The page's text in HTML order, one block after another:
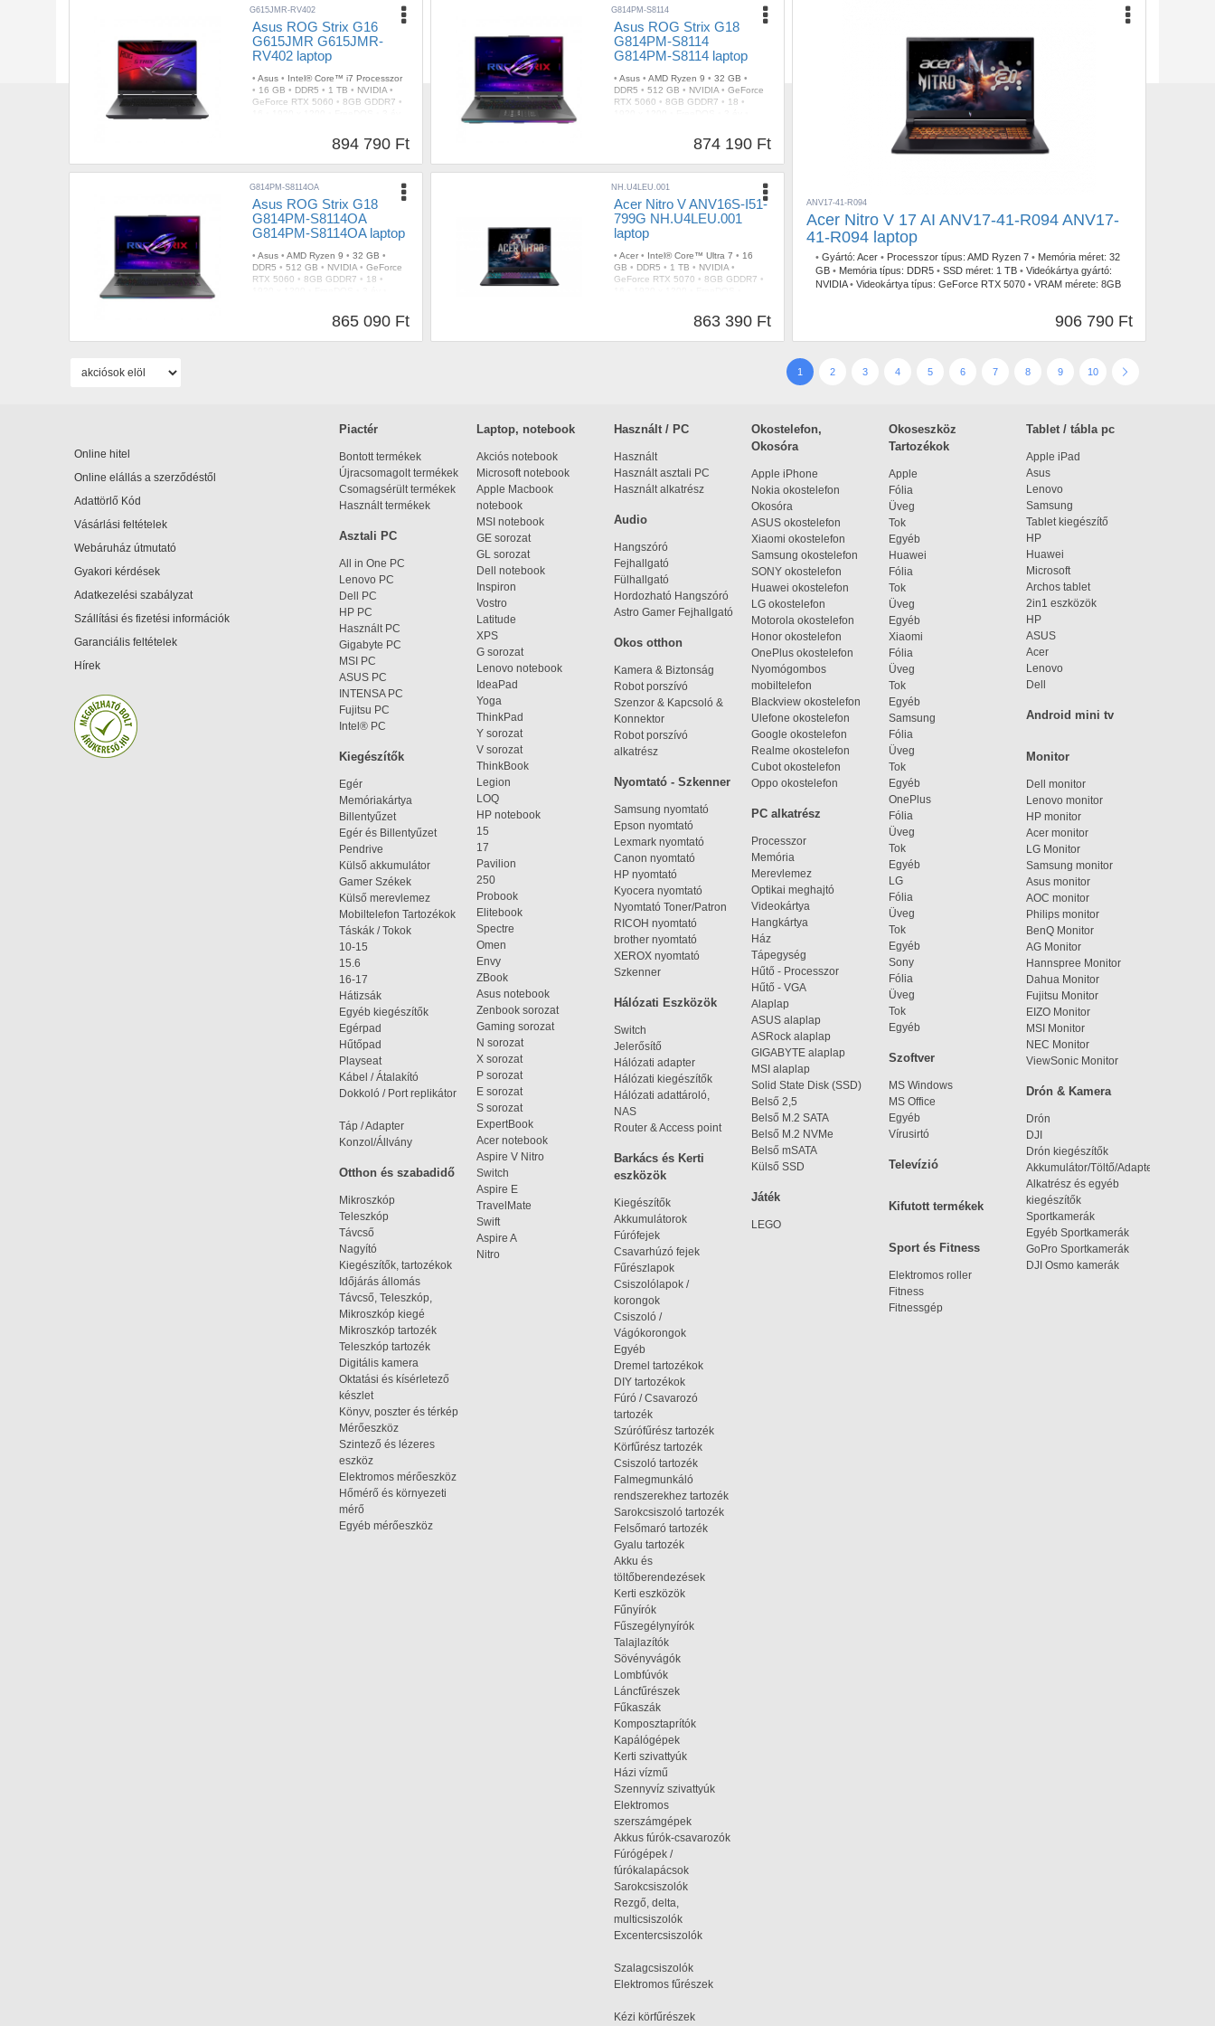
ANV17-41-R094
Acer Nitro V 17 AI ANV17-41-R094 ANV17-
41-R094 laptop
• Gyártó: Acer • Processzor típus: AMD Ryzen 7 • Memória méret: 32
GB • Memória típus: DDR5 • SSD méret: 1 TB • Videókártya gyártó:
NVIDIA • Videokártya típus: GeForce RTX 5070 • VRAM mérete: 8GB
Billentyűzetvilágítás: RGB • Szín:
906 790 Ft
G615JMR-RV402
Asus ROG Strix G16
G615JMR G615JMR-
RV402 laptop
• Asus • Intel® Core™ i7 Processzor
• 16 GB • DDR5 • 1 TB • NVIDIA •
GeForce RTX 5060 • 8GB GDDR7 •
894 790 Ft
G814PM-S8114
Asus ROG Strix G18
G814PM-S8114
G814PM-S8114 laptop
• Asus • AMD Ryzen 9 • 32 GB •
DDR5 • 512 GB • NVIDIA • GeForce
RTX 5060 • 8GB GDDR7 • 18 •
874 190 Ft
G814PM-S8114OA
Asus ROG Strix G18
G814PM-S8114OA
G814PM-S8114OA laptop
• Asus • AMD Ryzen 9 • 32 GB •
DDR5 • 512 GB • NVIDIA • GeForce
RTX 5060 • 8GB GDDR7 • 18 •
865 090 Ft
NH.U4LEU.001
Acer Nitro V ANV16S-I51-
799G NH.U4LEU.001
laptop
• Acer • Intel® Core™ Ultra 7 • 16
GB • DDR5 • 1 TB • NVIDIA •
GeForce RTX 5070 • 8GB GDDR7 •
863 390 Ft
1 2 3 4 5 6 7 8 9 10
Online hitel
Online elállás a szerződéstől
Adattörlő Kód
Vásárlási feltételek
Webáruház útmutató
Gyakori kérdések
Adatkezelési szabályzat
Szállítási és fizetési információk
Garanciális feltételek
Hírek
Piactér
Bontott termékek
Újracsomagolt termékek
Csomagsérült termékek
Használt termékek
Laptop, notebook
Akciós notebook
Microsoft notebook
Apple Macbook
notebook
MSI notebook
GE sorozat
GL sorozat
Dell notebook
Inspiron
Vostro
Latitude
XPS
G sorozat
Lenovo notebook
IdeaPad
Yoga
ThinkPad
Y sorozat
V sorozat
ThinkBook
Legion
LOQ
HP notebook
15
17
Pavilion
250
Probook
Elitebook
Spectre
Omen
Envy
ZBook
Asus notebook
Zenbook sorozat
Gaming sorozat
N sorozat
X sorozat
P sorozat
E sorozat
S sorozat
ExpertBook
Acer notebook
Aspire V Nitro
Switch
Aspire E
TravelMate
Swift
Aspire A
Nitro
Használt / PC
Használt
Használt asztali PC
Használt alkatrész
Okostelefon,
Okosóra
Apple iPhone
Nokia okostelefon
Okosóra
ASUS okostelefon
Xiaomi okostelefon
Samsung okostelefon
SONY okostelefon
Huawei okostelefon
LG okostelefon
Motorola okostelefon
Honor okostelefon
OnePlus okostelefon
Nyomógombos
mobiltelefon
Blackview okostelefon
Ulefone okostelefon
Google okostelefon
Realme okostelefon
Cubot okostelefon
Oppo okostelefon
Okoseszköz
Tartozékok
Apple
Fólia
Üveg
Tok
Egyéb
Huawei
Fólia
Tok
Üveg
Egyéb
Xiaomi
Fólia
Üveg
Tok
Egyéb
Samsung
Fólia
Üveg
Tok
Egyéb
OnePlus
Fólia
Üveg
Tok
Egyéb
LG
Fólia
Üveg
Tok
Egyéb
Sony
Fólia
Üveg
Tok
Egyéb
Tablet / tábla pc
Apple iPad
Asus
Lenovo
Samsung
Tablet kiegészítő
HP
Huawei
Microsoft
Archos tablet
2in1 eszközök
HP
ASUS
Acer
Lenovo
Dell
Audio
Hangszóró
Fejhallgató
Fülhallgató
Hordozható Hangszóró
Astro Gamer Fejhallgató
Asztali PC
All in One PC
Lenovo PC
Dell PC
HP PC
Használt PC
Gigabyte PC
MSI PC
ASUS PC
INTENSA PC
Fujitsu PC
Intel® PC
Okos otthon
Kamera & Biztonság
Robot porszívó
Szenzor & Kapcsoló &
Konnektor
Robot porszívó
alkatrész
Android mini tv
Kiegészítők
Egér
Memóriakártya
Billentyűzet
Egér és Billentyűzet
Pendrive
Külső akkumulátor
Gamer Székek
Külső merevlemez
Mobiltelefon Tartozékok
Táskák / Tokok
10-15
15.6
16-17
Hátizsák
Egyéb kiegészítők
Egérpad
Hűtőpad
Playseat
Kábel / Átalakító
Dokkoló / Port replikátor
Táp / Adapter
Konzol/Állvány
Monitor
Dell monitor
Lenovo monitor
HP monitor
Acer monitor
LG Monitor
Samsung monitor
Asus monitor
AOC monitor
Philips monitor
BenQ Monitor
AG Monitor
Hannspree Monitor
Dahua Monitor
Fujitsu Monitor
EIZO Monitor
MSI Monitor
NEC Monitor
ViewSonic Monitor
Nyomtató - Szkenner
Samsung nyomtató
Epson nyomtató
Lexmark nyomtató
Canon nyomtató
HP nyomtató
Kyocera nyomtató
Nyomtató Toner/Patron
RICOH nyomtató
brother nyomtató
XEROX nyomtató
Szkenner
PC alkatrész
Processzor
Memória
Merevlemez
Optikai meghajtó
Videokártya
Hangkártya
Ház
Tápegység
Hűtő - Processzor
Hűtő - VGA
Alaplap
ASUS alaplap
ASRock alaplap
GIGABYTE alaplap
MSI alaplap
Solid State Disk (SSD)
Belső 2,5
Belső M.2 SATA
Belső M.2 NVMe
Belső mSATA
Külső SSD
Hálózati Eszközök
Switch
Jelerősítő
Hálózati adapter
Hálózati kiegészítők
Hálózati adattároló,
NAS
Router & Access point
Szoftver
MS Windows
MS Office
Egyéb
Vírusirtó
Drón & Kamera
Drón
DJI
Drón kiegészítők
Akkumulátor/Töltő/Adapter
Alkatrész és egyéb
kiegészítők
Sportkamerák
Egyéb Sportkamerák
GoPro Sportkamerák
DJI Osmo kamerák
Barkács és Kerti
eszközök
Kiegészítők
Akkumulátorok
Fúrófejek
Csavarhúzó fejek
Fűrészlapok
Csiszolólapok /
korongok
Csiszoló /
Vágókorongok
Egyéb
Dremel tartozékok
DIY tartozékok
Fúró / Csavarozó
tartozék
Szúrófűrész tartozék
Körfűrész tartozék
Csiszoló tartozék
Falmegmunkáló
rendszerekhez tartozék
Sarokcsiszoló tartozék
Felsőmaró tartozék
Gyalu tartozék
Akku és
töltőberendezések
Kerti eszközök
Fűnyírók
Fűszegélynyírók
Talajlazítók
Sövényvágók
Lombfúvók
Láncfűrészek
Fűkaszák
Komposztaprítók
Kapálógépek
Kerti szivattyúk
Házi vízmű
Szennyvíz szivattyúk
Elektromos
szerszámgépek
Akkus fúrók-csavarozók
Fúrógépek /
fúrókalapácsok
Sarokcsiszolók
Rezgő, delta,
multicsiszolók
Excentercsiszolók
Szalagcsiszolók
Elektromos fűrészek
Kézi körfűrészek
Televízió
Otthon és szabadidő
Mikroszkóp
Teleszkóp
Távcső
Nagyító
Kiegészítők, tartozékok
Időjárás állomás
Távcső, Teleszkóp,
Mikroszkóp kiegé
Mikroszkóp tartozék
Teleszkóp tartozék
Digitális kamera
Oktatási és kísérletező
készlet
Könyv, poszter és térkép
Mérőeszköz
Szintező és lézeres
eszköz
Elektromos mérőeszköz
Hőmérő és környezeti
mérő
Egyéb mérőeszköz
Játék
LEGO
Kifutott termékek
Sport és Fitness
Elektromos roller
Fitness
Fitnessgép